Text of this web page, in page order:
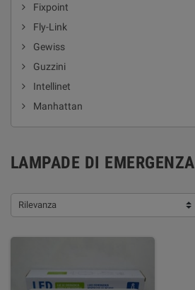
Fixpoint
Fly-Link
Gewiss
Guzzini
Intellinet
Manhattan
LAMPADE DI EMERGENZA
Rilevanza